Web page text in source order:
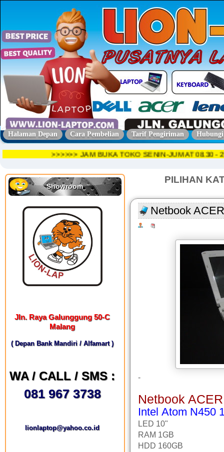
Halaman Depan Cara Pembelian Tarif Pengiriman
>>>>>> JAM BUKA TOKO SENIN-JUMAT
Showroom
Jln. Raya Galunggung 50-C
Malang
( Depan Bank Mandiri / Alfamart )
WA / CALL / SMS :
081 967 3738
lionlaptop@yahoo.co.id
PILIHAN
Netbook
-
Netbook
Intel Atom N450
LED 10"
RAM 1GB
HDD 160GB